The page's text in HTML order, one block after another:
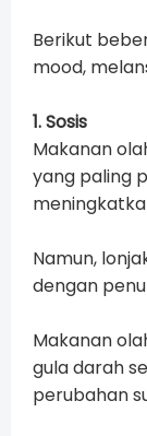
Berikut
mood,
1. Sosis
Makanan
yang paling
Namun,
dengan
Makanan
gula darah
perubahan